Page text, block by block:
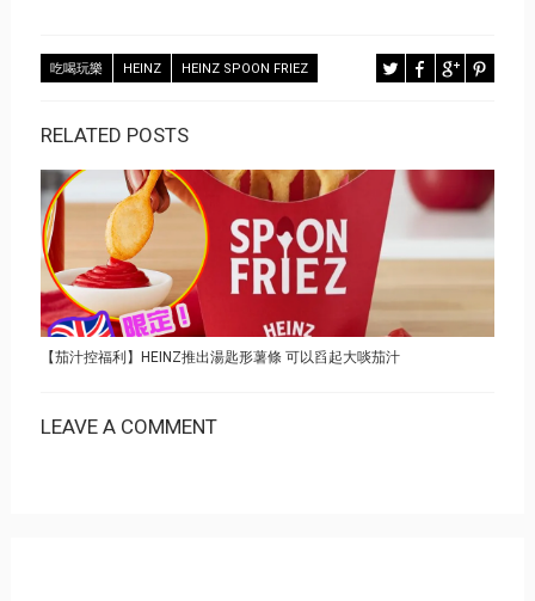
吃喝玩樂 HEINZ HEINZ SPOON FRIEZ
RELATED POSTS
【茄汁控福利】HEINZ推出湯匙形薯條 可以舀起大啖茄汁
LEAVE A COMMENT